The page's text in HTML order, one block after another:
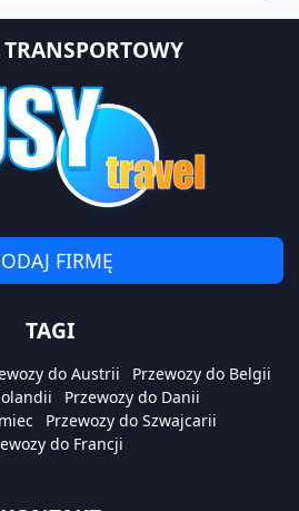
FIRMĘ
TAGI
do Austrii
Przewozy do Belgii
Przewozy do Danii
Przewozy do Szwajcarii
do Francji